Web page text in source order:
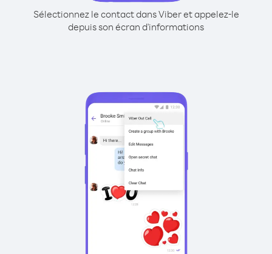
Sélectionnez le contact dans Viber et appelez-le
depuis son écran d'informations